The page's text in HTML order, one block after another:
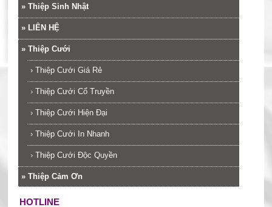
» Thiệp Sinh Nhật
» LIÊN HỆ
» Thiệp Cưới
› Thiệp Cưới Giá Rẻ
› Thiệp Cưới Cổ Truyền
› Thiệp Cưới Hiện Đại
› Thiệp Cưới In Nhanh
› Thiệp Cưới Độc Quyền
» Thiệp Cảm Ơn
HOTLINE